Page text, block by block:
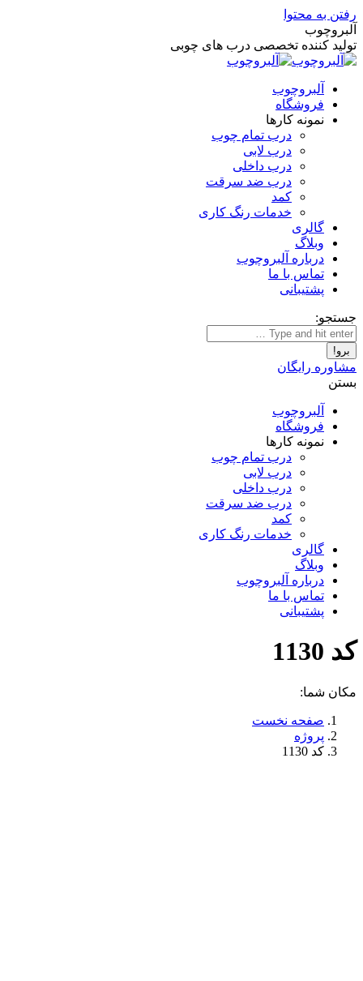
رفتن به محتوا
آلبروچوب
تولید کننده تخصصی درب های چوبی
آلبروچوب
فروشگاه
نمونه کارها
درب تمام چوب
درب لابی
درب داخلی
درب ضد سرقت
کمد
خدمات رنگ کاری
گالری
وبلاگ
درباره آلبروچوب
تماس با ما
پشتیبانی
جستجو:
مشاوره رایگان
بستن
آلبروچوب
فروشگاه
نمونه کارها
درب تمام چوب
درب لابی
درب داخلی
درب ضد سرقت
کمد
خدمات رنگ کاری
گالری
وبلاگ
درباره آلبروچوب
تماس با ما
پشتیبانی
کد 1130
مکان شما:
صفحه نخست
پروژه
کد 1130